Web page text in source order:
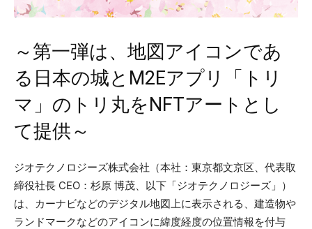
～第一弾は、地図アイコンであ
る日本の城とM2Eアプリ「トリ
マ」のトリ丸をNFTアートとし
て提供～
ジオテクノロジーズ株式会社（本社：東京都文京区、代表取
締役社長 CEO：杉原 博茂、以下「ジオテクノロジーズ」）
は、カーナビなどのデジタル地図上に表示される、建造物や
ランドマークなどのアイコンに緯度経度の位置情報を付与